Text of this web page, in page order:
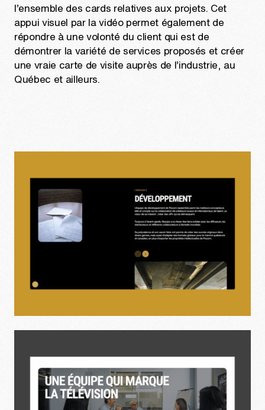
l’ensemble des cards relatives aux projets. Cet
appui visuel par la vidéo permet également de
répondre à une volonté du client qui est de
démontrer la variété de services proposés et créer
une vraie carte de visite auprès de l’industrie, au
Québec et ailleurs.